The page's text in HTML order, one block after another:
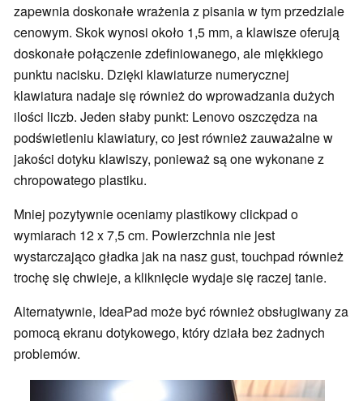
zapewnia doskonałe wrażenia z pisania w tym przedziale
cenowym. Skok wynosi około 1,5 mm, a klawisze oferują
doskonałe połączenie zdefiniowanego, ale miękkiego
punktu nacisku. Dzięki klawiaturze numerycznej
klawiatura nadaje się również do wprowadzania dużych
ilości liczb. Jeden słaby punkt: Lenovo oszczędza na
podświetleniu klawiatury, co jest również zauważalne w
jakości dotyku klawiszy, ponieważ są one wykonane z
chropowatego plastiku.
Mniej pozytywnie oceniamy plastikowy clickpad o
wymiarach 12 x 7,5 cm. Powierzchnia nie jest
wystarczająco gładka jak na nasz gust, touchpad również
trochę się chwieje, a kliknięcie wydaje się raczej tanie.
Alternatywnie, IdeaPad może być również obsługiwany za
pomocą ekranu dotykowego, który działa bez żadnych
problemów.